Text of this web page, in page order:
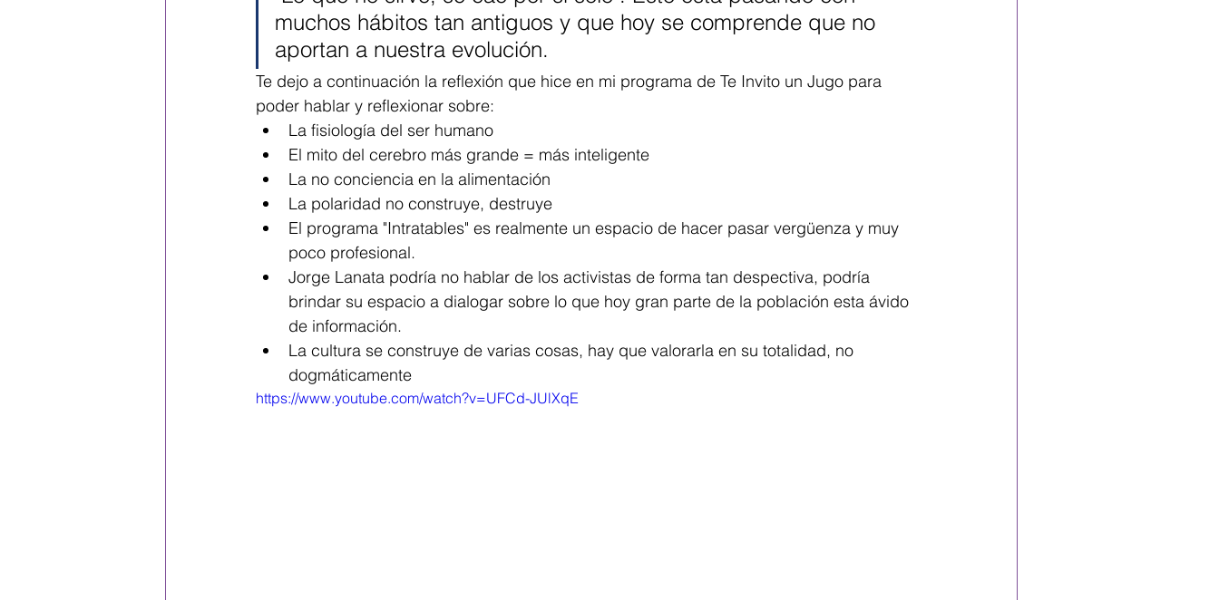
muchos hábitos tan antiguos y que hoy se comprende que no
aportan a nuestra evolución.
Te dejo a continuación la reflexión que hice en mi programa de Te Invito un Jugo para
poder hablar y reflexionar sobre:
La fisiología del ser humano
El mito del cerebro más grande = más inteligente
La no conciencia en la alimentación
La polaridad no construye, destruye
El programa "Intratables" es realmente un espacio de hacer pasar vergüenza y muy
poco profesional.
Jorge Lanata podría no hablar de los activistas de forma tan despectiva, podría
brindar su espacio a dialogar sobre lo que hoy gran parte de la población esta ávido
de información.
La cultura se construye de varias cosas, hay que valorarla en su totalidad, no
dogmáticamente
https://www.youtube.com/watch?v=UFCd-JUlXqE